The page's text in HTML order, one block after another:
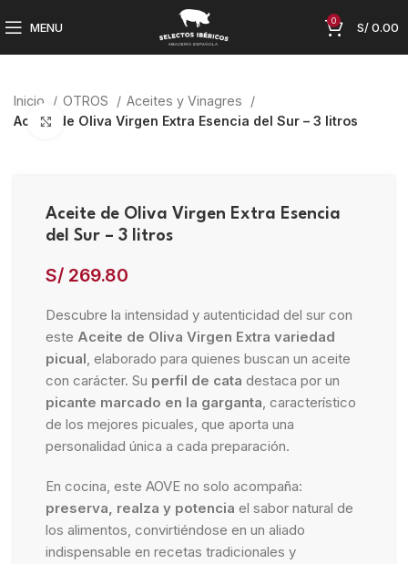
MENU 0 S/0.00
Inicio OTROS
Aceites y Vinagres
Aceite de Oliva Virgen Extra Esencia del Sur – 3 litros
Click to enlarge
Aceite de Oliva Virgen Extra Esencia
del Sur – 3 litros
S/ 269.80
Descubre la intensidad y autenticidad del sur con
este Aceite de Oliva Virgen Extra variedad
picual, elaborado para quienes buscan un aceite
con carácter. Su perfil de cata destaca por un
picante marcado en la garganta, característico
de los mejores picuales, que aporta una
personalidad única a cada preparación.
En cocina, este AOVE no solo acompaña:
preserva, realza y potencia el sabor natural de
los alimentos, convirtiéndose en un aliado
indispensable en recetas tradicionales y